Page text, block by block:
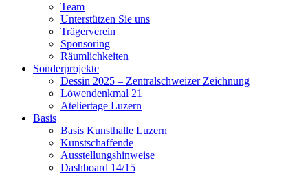
Team
Unterstützen Sie uns
Trägerverein
Sponsoring
Räumlichkeiten
Sonderprojekte
Dessin 2025 – Zentralschweizer Zeichnung
Löwendenkmal 21
Ateliertage Luzern
Basis
Basis Kunsthalle Luzern
Kunstschaffende
Ausstellungshinweise
Dashboard 14/15